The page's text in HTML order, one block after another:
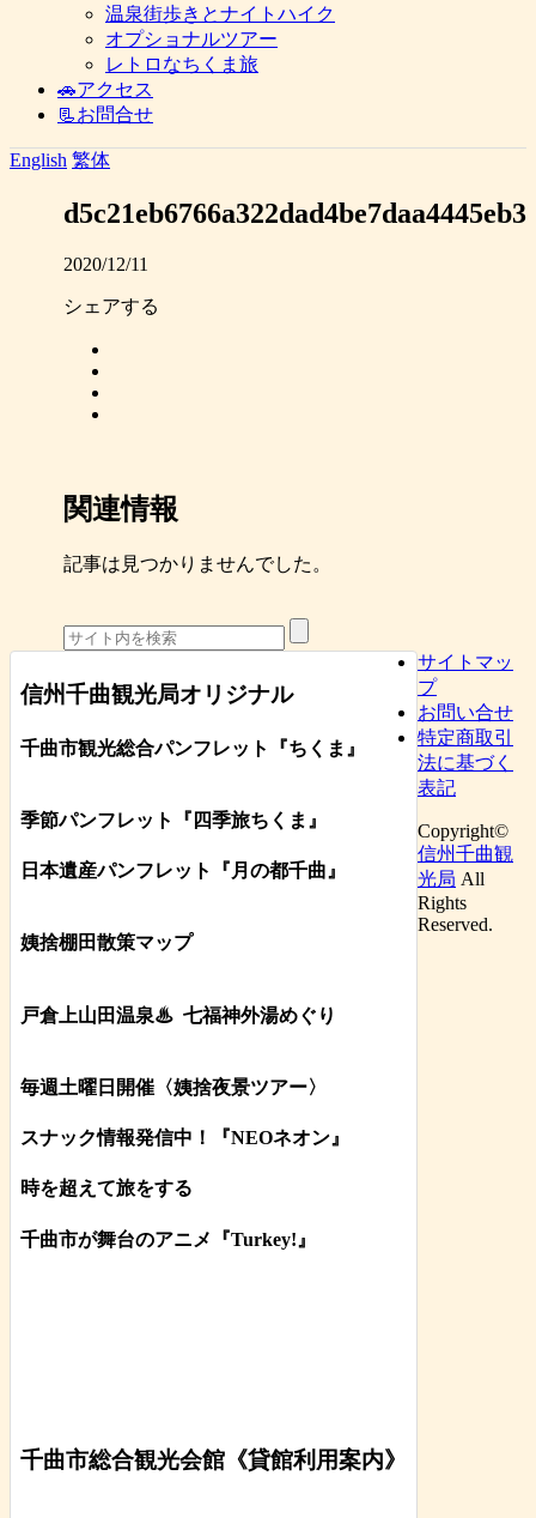
温泉街歩きとナイトハイク
オプショナルツアー
レトロなちくま旅
🚗アクセス
📃お問合せ
English 繁体
d5c21eb6766a322dad4be7daa4445eb3
2020/12/11
シェアする
関連情報
記事は見つかりませんでした。
信州千曲観光局オリジナル
千曲市観光総合パンフレット 『ちくま 』
季節パンフレット『四季旅ちくま』
日本遺産パンフレット 『月の都千曲 』
姨捨棚田散策マップ
戸倉上山田温泉♨ 七福神外湯めぐり
毎週土曜日開催〈姨捨夜景ツアー〉
スナック情報発信中！『NEOネオン』
時を超えて旅をする
千曲市が舞台のアニメ『Turkey!』
千曲市総合観光会館《貸館利用案内》
サイトマッ
プ
お問い合せ
特定商取引
法に基づく
表記
Copyright©
信州千曲観
光局 All
Rights
Reserved.